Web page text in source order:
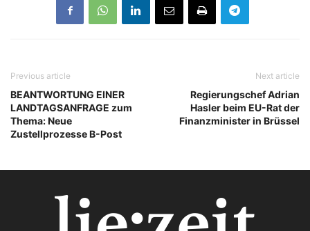
Previous article
BEANTWORTUNG EINER
LANDTAGSANFRAGE zum
Thema: Neue
Zustellprozesse B-Post
Next article
Regierungschef Adrian
Hasler beim EU-Rat der
Finanzminister in Brüssel